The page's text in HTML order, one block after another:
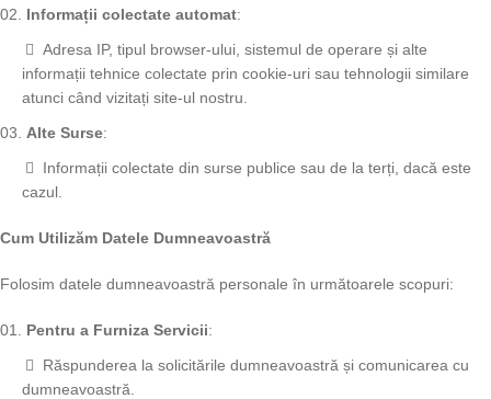
Informații colectate automat:
Adresa IP, tipul browser-ului, sistemul de operare și alte
informații tehnice colectate prin cookie-uri sau tehnologii similare
atunci când vizitați site-ul nostru.
Alte Surse:
Informații colectate din surse publice sau de la terți, dacă este
cazul.
Cum Utilizăm Datele Dumneavoastră
Folosim datele dumneavoastră personale în următoarele scopuri:
Pentru a Furniza Servicii:
Răspunderea la solicitările dumneavoastră și comunicarea cu
dumneavoastră.